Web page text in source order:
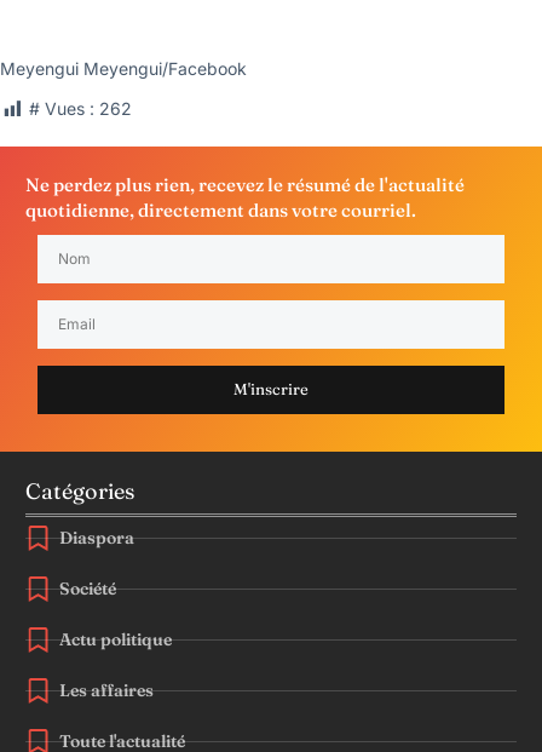
Meyengui Meyengui/Facebook
# Vues : 262
Ne perdez plus rien, recevez le résumé de l'actualité
quotidienne, directement dans votre courriel.
M'inscrire
Catégories
Diaspora
Société
Actu politique
Les affaires
Toute l'actualité